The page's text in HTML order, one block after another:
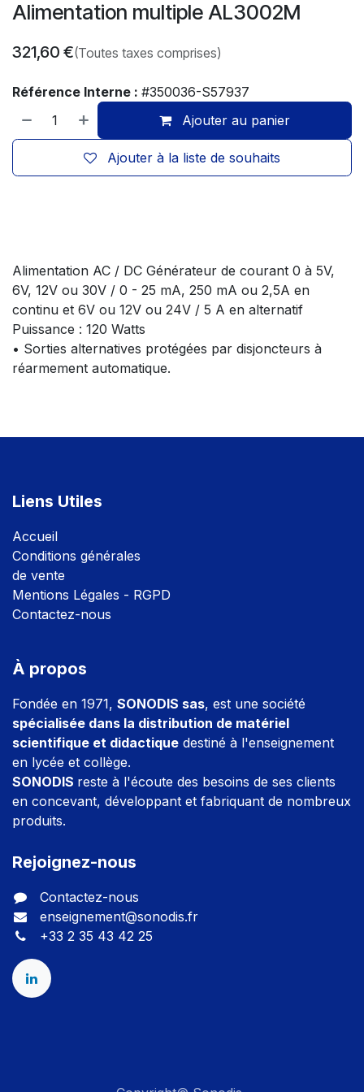
Alimentation multiple AL3002M
321,60 €(Toutes taxes comprises)
Référence Interne : #350036-S57937
Ajouter au panier
Ajouter à la liste de souhaits
Alimentation AC / DC Générateur de courant 0 à 5V,
6V, 12V ou 30V / 0 - 25 mA, 250 mA ou 2,5A en
continu et 6V ou 12V ou 24V / 5 A en alternatif
Puissance : 120 Watts
• Sorties alternatives protégées par disjoncteurs à
réarmement automatique.
Liens Utiles
Accueil
Conditions générales
de vente
Mentions Légales - RGPD
Contactez-nous
À propos
Fondée en 1971, SONODIS sas, est une société
spécialisée dans la distribution de matériel
scientifique et didactique destiné à l'enseignement
en lycée et collège.
SONODIS reste à l'écoute des besoins de ses clients
en concevant, développant et fabriquant de nombreux
produits.
Rejoignez-nous
Contactez-nous
enseignement@sonodis.fr
+33 2 35 43 42 25